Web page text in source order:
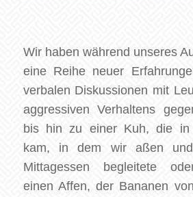
Wir haben während unseres
eine Reihe neuer
verbalen Diskussionen mit
aggressiven Verhaltens
bis hin zu einer Kuh, die in
kam, in dem wir aßen
Mittagessen begleitete
einen Affen, der Bananen